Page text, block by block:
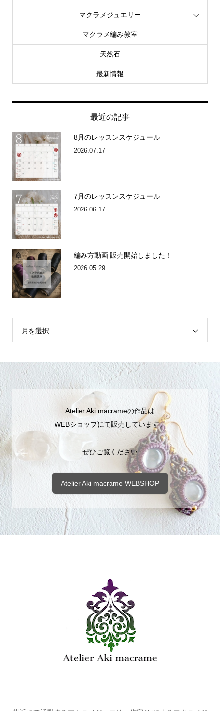
マクラメジュエリー
マクラメ編み教室
天然石
最新情報
最近の記事
8月のレッスンスケジュール
2026.07.17
7月のレッスンスケジュール
2026.06.17
編み方動画 販売開始しました！
2026.05.29
月を選択
Atelier Aki macrameの作品は
WEBショップにて販売しています。
ぜひご覧ください
Atelier Aki macrame WEBSHOP